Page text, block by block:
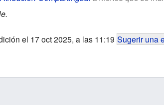
el 17 oct 2025, a las 11:19 Sugerir una